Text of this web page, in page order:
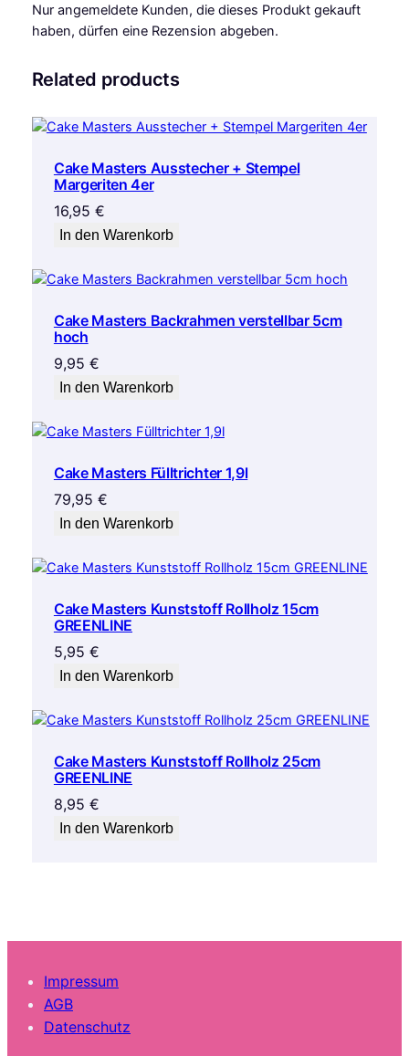
Nur angemeldete Kunden, die dieses Produkt gekauft
haben, dürfen eine Rezension abgeben.
Related products
Cake Masters Ausstecher + Stempel
Margeriten 4er
16,95 €
In den Warenkorb
Cake Masters Backrahmen verstellbar 5cm
hoch
9,95 €
In den Warenkorb
Cake Masters Fülltrichter 1,9l
79,95 €
In den Warenkorb
Cake Masters Kunststoff Rollholz 15cm
GREENLINE
5,95 €
In den Warenkorb
Cake Masters Kunststoff Rollholz 25cm
GREENLINE
8,95 €
In den Warenkorb
Impressum
AGB
Datenschutz